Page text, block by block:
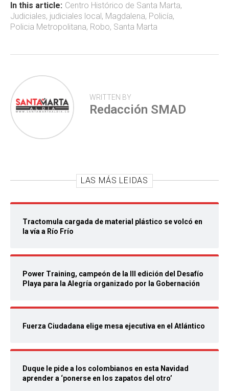
ok p
p
tir
In this article: Centro Histórico de Santa Marta,
Judiciales, judiciales local , Magdalena, Policía,
Policia Metropolitana, Robo, Santa Marta
WRITTEN BY
Redacción SMAD
LAS MÁS LEIDAS
Tractomula cargada de material plástico se volcó en
la vía a Río Frío
Power Training, campeón de la III edición del Desafío
Playa para la Alegría organizado por la Gobernación
Fuerza Ciudadana elige mesa ejecutiva en el Atlántico
Duque le pide a los colombianos en esta Navidad
aprender a ‘ponerse en los zapatos del otro’